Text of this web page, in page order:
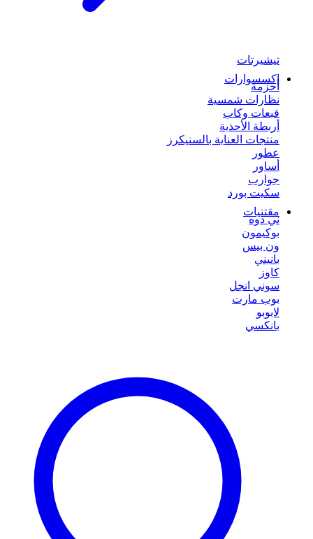
تيشيرتات
إكسسوارات
أحزمة
نظارات شمسية
قبعات وكاب
أربطة الأحذية
منتجات العناية بالسنيكرز
عطور
أساور
جوارب
سكيت بورد
مقتنيات
ني دوه
بوكيمون
ون بيس
بانيني
كاوز
سوني انجل
بوب مارت
لابوبو
بانكسي